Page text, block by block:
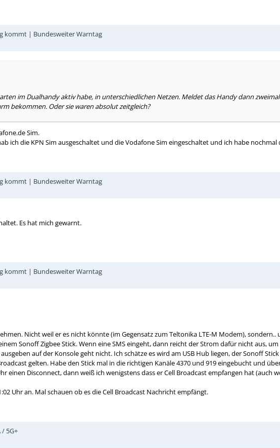
kommt | Bundesweiter Warntag
im Dualhandy aktiv habe, in unterschiedlichen Netzen. Meldet das Handy dann
bekommen. Oder sie waren absolut zeitgleich?
Sim.
ich die KPN Sim ausgeschaltet und die Vodafone Sim eingeschaltet und ich habe
kommt | Bundesweiter Warntag
Es hat mich gewarnt.
kommt | Bundesweiter Warntag
Nicht weil er es nicht könnte (im Gegensatz zum Teltonika LTE-M Modem),
Sonoff Zigbee Stick. Wenn eine SMS eingeht, dann reicht der Strom dafür nicht aus,
auf der Konsole geht nicht. Ich schätze es wird am USB Hub liegen, der Sonoff
gelten. Habe den Stick mal in die richtigen Kanäle 4370 und 919 eingebucht und
einen Disconnect, dann weiß ich wenigstens dass er Cell Broadcast empfangen hat (auch
Uhr an. Mal schauen ob es die Cell Broadcast Nachricht empfängt.
5G+